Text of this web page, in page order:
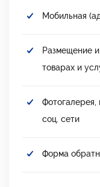
Мобильная
Размещение
товарах и
Фотогалерея,
соц. сети
Форма